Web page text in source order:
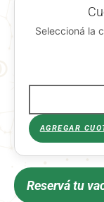
Seleccioná la
AGREGAR
Reservá tu